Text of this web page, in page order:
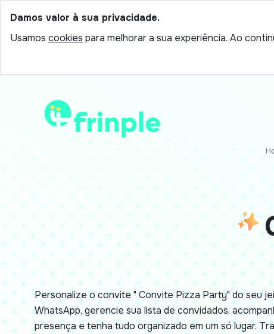
Damos valor à sua privacidade.
Usamos cookies para melhorar a sua experiência. Ao
Personalize o convite " Convite Pizza Party" do seu
WhatsApp, gerencie sua lista de convidados,
presença e tenha tudo organizado em um só lugar.